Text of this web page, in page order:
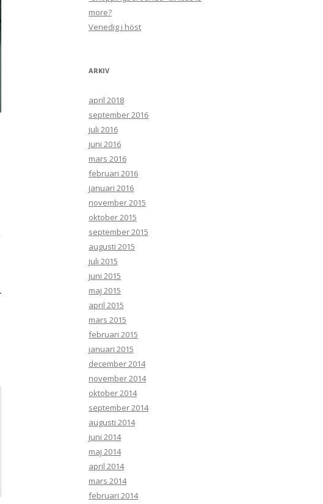
more?
Venedig i höst
ARKIV
april 2018
september 2016
juli 2016
juni 2016
mars 2016
februari 2016
januari 2016
november 2015
oktober 2015
september 2015
augusti 2015
juli 2015
juni 2015
maj 2015
april 2015
mars 2015
februari 2015
januari 2015
december 2014
november 2014
oktober 2014
september 2014
augusti 2014
juni 2014
maj 2014
april 2014
mars 2014
februari 2014